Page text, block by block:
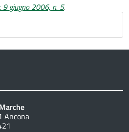
9 giugno 2006, n. 5.
Ancona